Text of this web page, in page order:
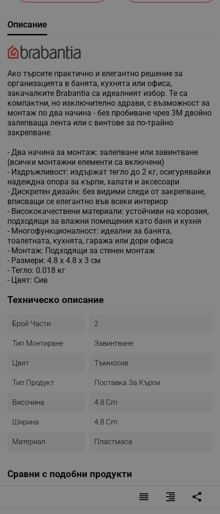
Описание
Ако търсите практично и елегантно решение за
организацията в банята, кухнята или офиса,
закачалките Brabantia са идеалният избор. Те са
компактни, но изключително здрави, с възможност за
монтаж по два начина - без пробиване чрез 3M двойно
залепваща лента или с винтове за по-трайно
закрепване.
- Два начина за монтаж: залепване или завинтване
(всички монтажни елементи са включени)
- Издръжливост: издържат тегло до 2 кг, осигурявайки
надеждна опора за кърпи, халати и аксесоари
- Дискретен дизайн: без видими следи от закрепване,
вписващи се елегантно във всеки интериор
- Висококачествени материали: устойчиви на корозия,
подходящи за влажни помещения като баня и кухня
- Многофункционалност: идеални за банята,
тоалетната, кухнята, гаража или дори офиса
- Монтаж: Подходящи за стенен монтаж
- Размери: 4.8 х 4.8 х 3 см
- Тегло: 0.018 кг
- Цвят: Сив
Техническо описание
Брой Части 2
Тип Монтиране Завинтване
Цвят Тъмносив
Тип Продукт Поставка За Кърпи
Височина 4.8 Cm
Ширина 4.8 Cm
Материал Пластмаса
Сравни с подобни продукти
reorder format_align_right share